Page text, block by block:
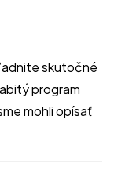
skutočné
program
mohli opísať